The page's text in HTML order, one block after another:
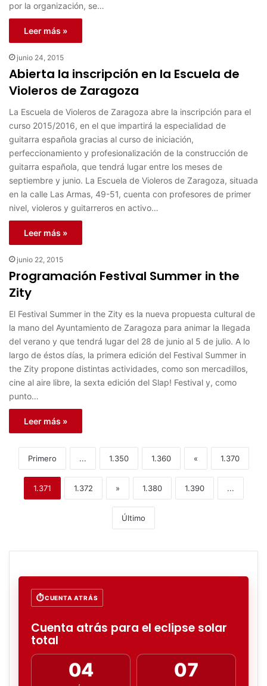
por la organización, se…
Leer más »
junio 24, 2015
Abierta la inscripción en la Escuela de
Violeros de Zaragoza
La Escuela de Violeros de Zaragoza abre la inscripción para el
curso 2015/2016, en el que impartirá la especialidad de
guitarra española gracias al curso de iniciación,
perfeccionamiento y profesionalización de la construcción de
guitarra española, que tendrá lugar entre los meses de
septiembre y junio. La Escuela de Violeros de Zaragoza, situada
en la calle Las Armas, 49-51, cuenta con profesores de primer
nivel, violeros y guitarreros en activo…
Leer más »
junio 22, 2015
Programación Festival Summer in the
Zity
El Festival Summer in the Zity es la nueva propuesta cultural de
la mano del Ayuntamiento de Zaragoza para animar la llegada
del verano y que tendrá lugar del 28 de junio al 5 de julio. A lo
largo de éstos días, la primera edición del Festival Summer in
the Zity propone distintas actividades, como son mercadillos,
cine al aire libre, la sexta edición del Slap! Festival y, como
punto…
Leer más »
Primero ... 1.350 1.360 « 1.370
1.371 1.372 » 1.380 1.390 ...
Último
CUENTA ATRÁS
Cuenta atrás para el eclipse solar
total
04 07